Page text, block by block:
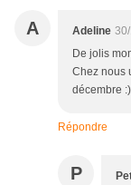
A Adeline
De jolis
Chez nous
décembre
Répondre
P